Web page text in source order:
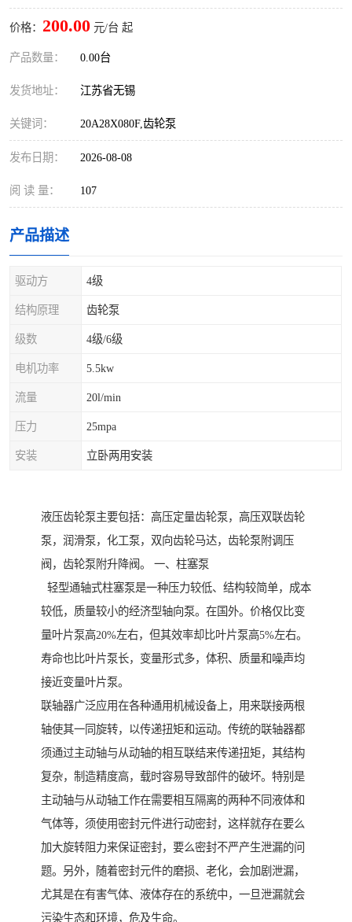
价格： 200.00 元/台 起
产品数量： 0.00台
发货地址： 江苏省无锡
关键词： 20A28X080F,齿轮泵
发布日期： 2026-08-08
阅 读 量： 107
产品描述
驱动方 4级
结构原理 齿轮泵
级数 4级/6级
电机功率 5.5kw
流量 20l/min
压力 25mpa
安装 立卧两用安装
液压齿轮泵主要包括：高压定量齿轮泵，高压双联齿轮
泵，润滑泵，化工泵，双向齿轮马达，齿轮泵附调压
阀，齿轮泵附升降阀。 一、柱塞泵
轻型通轴式柱塞泵是一种压力较低、结构较简单，成本
较低，质量较小的经济型轴向泵。在国外。价格仅比变
量叶片泵高20%左右，但其效率却比叶片泵高5%左右。
寿命也比叶片泵长，变量形式多，体积、质量和噪声均
接近变量叶片泵。
联轴器广泛应用在各种通用机械设备上，用来联接两根
轴使其一同旋转，以传递扭矩和运动。传统的联轴器都
须通过主动轴与从动轴的相互联结来传递扭矩，其结构
复杂，制造精度高，载时容易导致部件的破坏。特别是
主动轴与从动轴工作在需要相互隔离的两种不同液体和
气体等，须使用密封元件进行动密封，这样就存在要么
加大旋转阻力来保证密封，要么密封不严产生泄漏的问
题。另外，随着密封元件的磨损、老化，会加剧泄漏，
尤其是在有害气体、液体存在的系统中，一旦泄漏就会
污染生态和环境，危及生命。